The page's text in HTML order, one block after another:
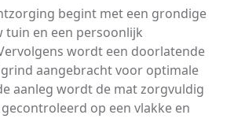
begint met een grondige
tuin en een persoonlijk
wordt een doorlatende
aangebracht voor optimale
aanleg wordt de mat zorgvuldig
op een vlakke en